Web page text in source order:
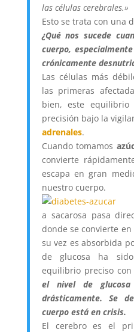
las células cerebrales.»
Esto se trata con una
¿Qué nos sucede
cuerpo,
crónicamente
Las células más
las primeras
bien, este equilibrio
precisión bajo la
adrenales.
Cuando tomamos
convierte
escapa en gran
nuestro cuerpo.
a sacarosa pasa
donde se convierte en
su vez es absorbida
de glucosa ha
equilibrio preciso
el nivel de
drásticamente. Se
cuerpo está en crisis.
El cerebro es el